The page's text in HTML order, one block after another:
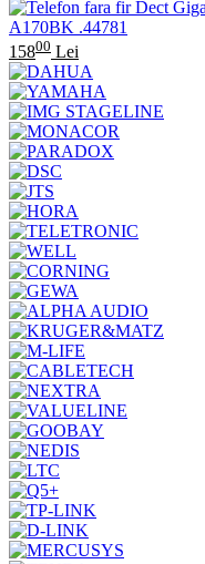
15800 Lei